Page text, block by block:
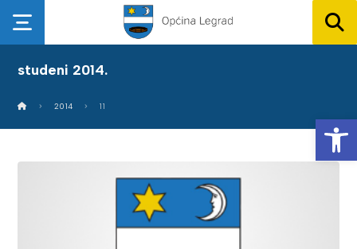
studeni 2014.
2014 11